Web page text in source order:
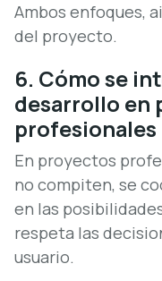
Ambos enfoques,
del proyecto.
6. Cómo se
desarrollo en
profesionales
En proyectos
no compiten, se
en las
respeta las
usuario.